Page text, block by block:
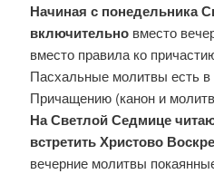
Начиная с понедельника
включительновместо
вместо правила ко
Пасхальные молитвы есть
Причащению (канон и
На Светлой Седмице
встретить Христово
вечерние молитвы